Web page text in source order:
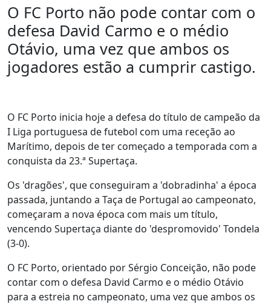
O FC Porto não pode contar com o
defesa David Carmo e o médio
Otávio, uma vez que ambos os
jogadores estão a cumprir castigo.
O FC Porto inicia hoje a defesa do título de campeão da
I Liga portuguesa de futebol com uma receção ao
Marítimo, depois de ter começado a temporada com a
conquista da 23.ª Supertaça.
Os 'dragões', que conseguiram a 'dobradinha' a época
passada, juntando a Taça de Portugal ao campeonato,
começaram a nova época com mais um título,
vencendo Supertaça diante do 'despromovido' Tondela
(3-0).
O FC Porto, orientado por Sérgio Conceição, não pode
contar com o defesa David Carmo e o médio Otávio
para a estreia no campeonato, uma vez que ambos os